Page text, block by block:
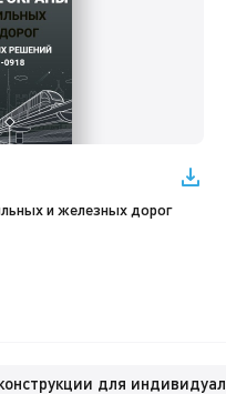
и железных дорог
для